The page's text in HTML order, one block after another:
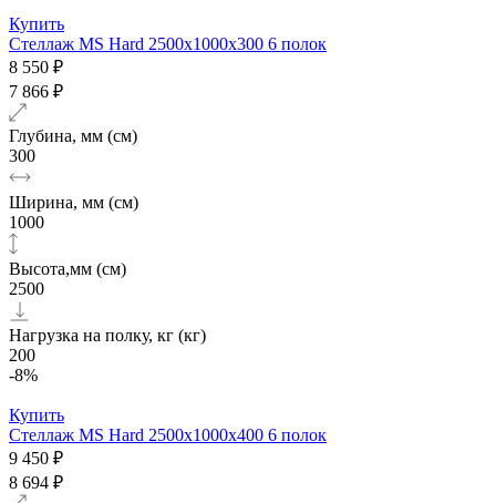
Купить
Стеллаж MS Hard 2500х1000x300 6 полок
8 550 ₽
7 866 ₽
Глубина, мм (см)
300
Ширина, мм (см)
1000
Высота,мм (см)
2500
Нагрузка на полку, кг (кг)
200
-8%
Купить
Стеллаж MS Hard 2500х1000x400 6 полок
9 450 ₽
8 694 ₽